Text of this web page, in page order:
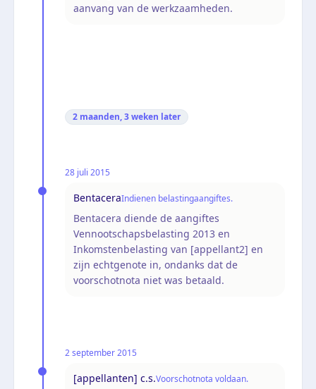
aanvang van de werkzaamheden.
2 maanden, 3 weken later
28 juli 2015
BentaceraIndienen belastingaangiftes.
Bentacera diende de aangiftes
Vennootschapsbelasting 2013 en
Inkomstenbelasting van [appellant2] en
zijn echtgenote in, ondanks dat de
voorschotnota niet was betaald.
2 september 2015
[appellanten] c.s.Voorschotnota voldaan.